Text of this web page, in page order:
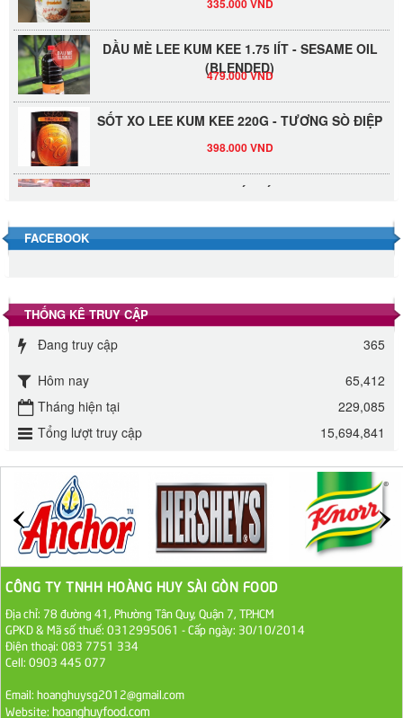
DẦU MÈ LEE KUM KEE 1.75 lÍT - SESAME OIL
(BLENDED)
479.000 VND
SỐT XO LEE KUM KEE 220G - TƯƠNG SÒ ĐIỆP
Đường Thốt Nốt 1kg
Đường phèn hạt Long An 500g
Đường phèn Long An bao 10kg
Đường mía thiên nhiên Biên Hòa gói 1kg
ĐƯỜNG SẠCH CÔ BA BIÊN HÒA 1KG
27.000 VND
Đường cát trắng An Khê bao 50kg
1.100.000 VND
Sa Tế Tôm Cholimex PET Hũ 450g
36.000 VND
Ớt Sa Tế Cholimex Hũ Thuỷ Tinh 150g
FACEBOOK
THỐNG KÊ TRUY CẬP
Đang truy cập
365
Hôm nay
65,412
Tháng hiện tại
229,085
Tổng lượt truy cập
15,694,841
CÔNG TY TNHH HOÀNG HUY SÀI GÒN FOOD
Địa chỉ: 78 đường 41, Phường Tân Quy, Quận 7, TP.HCM
GPKD & Mã số thuế: 0312995061 - Cấp ngày: 30/10/2014
Điện thoại: 083 7751 334
Cell: 0903 445 077
Email: hoanghuysg2012@gmail.com
Website: hoanghuyfood.com